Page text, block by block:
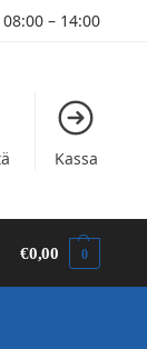
– 14:00
Kassa
€0,00 0